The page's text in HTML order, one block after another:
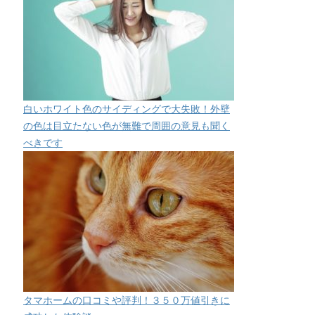
白いホワイト色のサイディングで大失敗！外壁
の色は目立たない色が無難で周囲の意見も聞く
べきです
タマホームの口コミや評判！３５０万値引きに